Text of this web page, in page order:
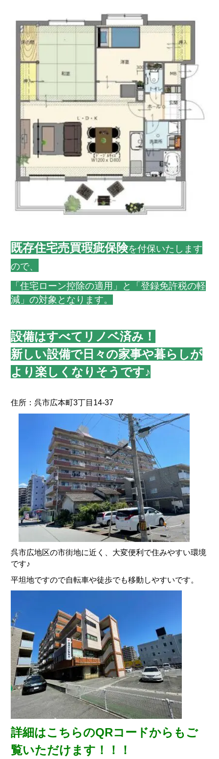
既存住宅売買瑕疵保険を付保いたします
ので、
「住宅ローン控除の適用」と「登録免許税の軽
減」の対象となります。
設備はすべてリノベ済み！
新しい設備で日々の家事や暮らしが
より楽しくなりそうです♪
住所：呉市広本町3丁目14-37
呉市広地区の市街地に近く、大変便利で住みやすい環境
です♪
平坦地ですので自転車や徒歩でも移動しやすいです。
詳細はこちらのQRコードからもご
覧いただけます！！！